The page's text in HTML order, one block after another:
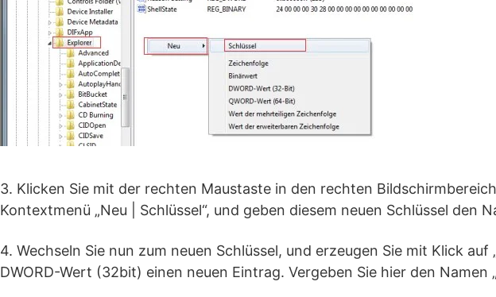
3. Klicken Sie mit der rechten Maustaste in den rechten
Kontextmenü „Neu | Schlüssel“, und geben diesem neuen Schlüssel den
4. Wechseln Sie nun zum neuen Schlüssel, und erzeugen Sie mit Klick auf
DWORD-Wert (32bit) einen neuen Eintrag. Vergeben Sie hier den Namen